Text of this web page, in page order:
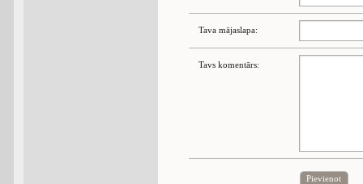
Tava mājaslapa:
Tavs komentārs:
Pievienot